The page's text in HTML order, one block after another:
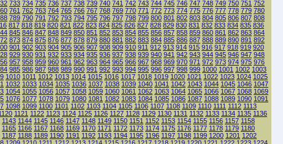
733 734 735 736 737 738 739 740 741 742 743 744 745 746 747 748 749 750 751 752
761 762 763 764 765 766 767 768 769 770 771 772 773 774 775 776 777 778 779 780
789 790 791 792 793 794 795 796 797 798 799 800 801 802 803 804 805 806 807 808
817 818 819 820 821 822 823 824 825 826 827 828 829 830 831 832 833 834 835 836
845 846 847 848 849 850 851 852 853 854 855 856 857 858 859 860 861 862 863 864
873 874 875 876 877 878 879 880 881 882 883 884 885 886 887 888 889 890 891 892
901 902 903 904 905 906 907 908 909 910 911 912 913 914 915 916 917 918 919 920
929 930 931 932 933 934 935 936 937 938 939 940 941 942 943 944 945 946 947 948
957 958 959 960 961 962 963 964 965 966 967 968 969 970 971 972 973 974 975 976
985 986 987 988 989 990 991 992 993 994 995 996 997 998 999 1000 1001 1002 1003
1010 1011 1012 1013 1014 1015 1016 1017 1018 1019 1020 1021 1022 1023 1024 1025
1032 1033 1034 1035 1036 1037 1038 1039 1040 1041 1042 1043 1044 1045 1046 1047
1054 1055 1056 1057 1058 1059 1060 1061 1062 1063 1064 1065 1066 1067 1068 1069
1076 1077 1078 1079 1080 1081 1082 1083 1084 1085 1086 1087 1088 1089 1090 1091
1098 1099 1100 1101 1102 1103 1104 1105 1106 1107 1108 1109 1110 1111 1112 1113
1121 1122 1123 1124 1125 1126 1127 1128 1129 1130 1131 1132 1133 1134 1135 1136
1143 1144 1145 1146 1147 1148 1149 1150 1151 1152 1153 1154 1155 1156 1157 1158
1165 1166 1167 1168 1169 1170 1171 1172 1173 1174 1175 1176 1177 1178 1179 1180
1187 1188 1189 1190 1191 1192 1193 1194 1195 1196 1197 1198 1199 1200 1201 1202